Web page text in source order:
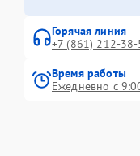
Горячая линия
+7 (861) 212-
Время работы
Ежедневно с